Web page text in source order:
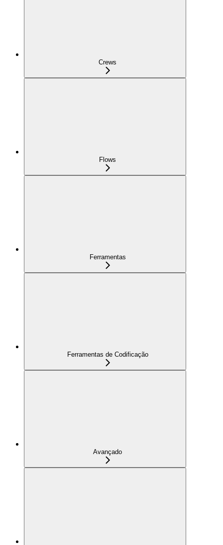
Crews
Flows
Ferramentas
Ferramentas de Codificação
Avançado